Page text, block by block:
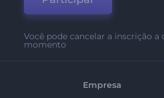
Você pode cancelar a inscrição a
momento
Empresa